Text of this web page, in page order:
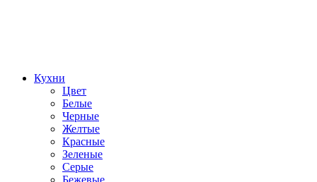
Кухни
Цвет
Белые
Черные
Желтые
Красные
Зеленые
Серые
Бежевые